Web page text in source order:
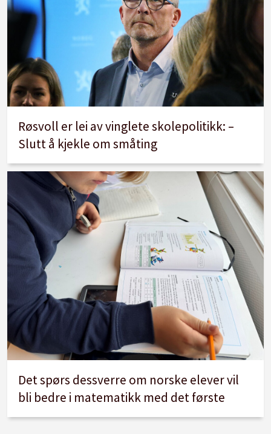
Røsvoll er lei av vinglete skolepolitikk: –
Slutt å kjekle om småting
Det spørs dessverre om norske elever vil
bli bedre i matematikk med det første